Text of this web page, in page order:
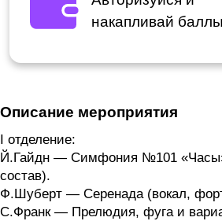
накапливай баллы
Описание мероприятия
I отделение:
Й.Гайдн — Симфония №101
состав).
Ф.Шуберт — Серенада (вокал,
С.Франк — Прелюдия, фуга и